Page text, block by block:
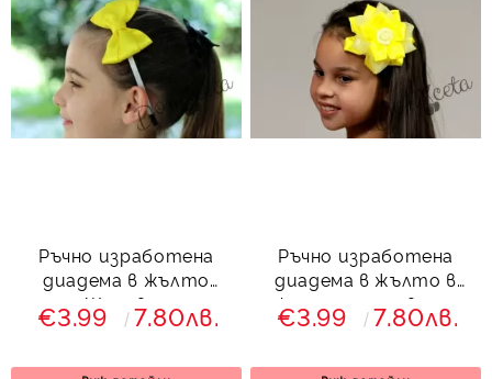
Ръчно изработена
диадема в жълто
Жеравна
€3.99 7.80лв.
Ръчно изработена
диадема в жълто в
формата на цвете
€3.99 7.80лв.